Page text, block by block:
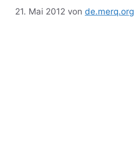
21. Mai 2012 von de.merq.org